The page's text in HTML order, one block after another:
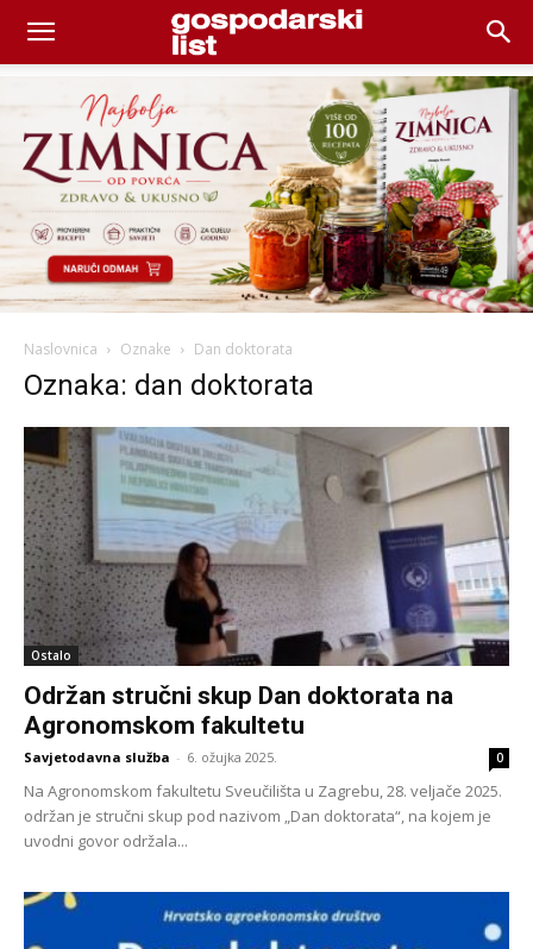
Naslovnica Oznake Dan doktorata
Oznaka: dan doktorata
Ostalo
Održan stručni skup Dan doktorata na
Agronomskom fakultetu
Savjetodavna služba - 6. ožujka 2025. 0
Na Agronomskom fakultetu Sveučilišta u Zagrebu, 28. veljače 2025.
održan je stručni skup pod nazivom „Dan doktorata“, na kojem je
uvodni govor održala...